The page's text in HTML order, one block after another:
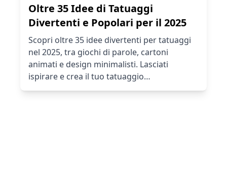
Oltre 35 Idee di Tatuaggi
Divertenti e Popolari per il 2025
Scopri oltre 35 idee divertenti per tatuaggi
nel 2025, tra giochi di parole, cartoni
animati e design minimalisti. Lasciati
ispirare e crea il tuo tatuaggio
personalizzato con il nostro generatore di